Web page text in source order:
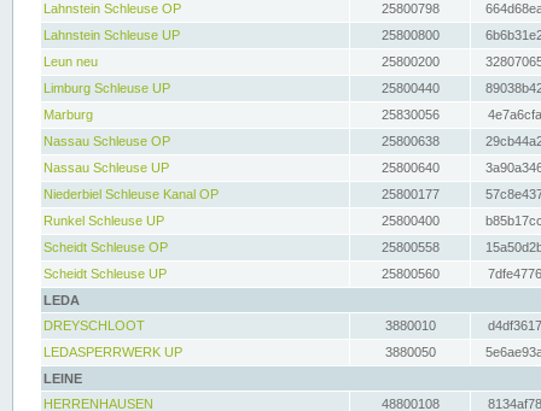
Lahnstein Schleuse OP
25800798
Lahnstein Schleuse UP
25800800
Leun neu
25800200
Limburg Schleuse UP
25800440
Marburg
25830056
Nassau Schleuse OP
25800638
Nassau Schleuse UP
25800640
Niederbiel Schleuse Kanal OP
25800177
Runkel Schleuse UP
25800400
Scheidt Schleuse OP
25800558
Scheidt Schleuse UP
25800560
LEDA
DREYSCHLOOT
3880010
LEDASPERRWERK UP
3880050
LEINE
HERRENHAUSEN
48800108